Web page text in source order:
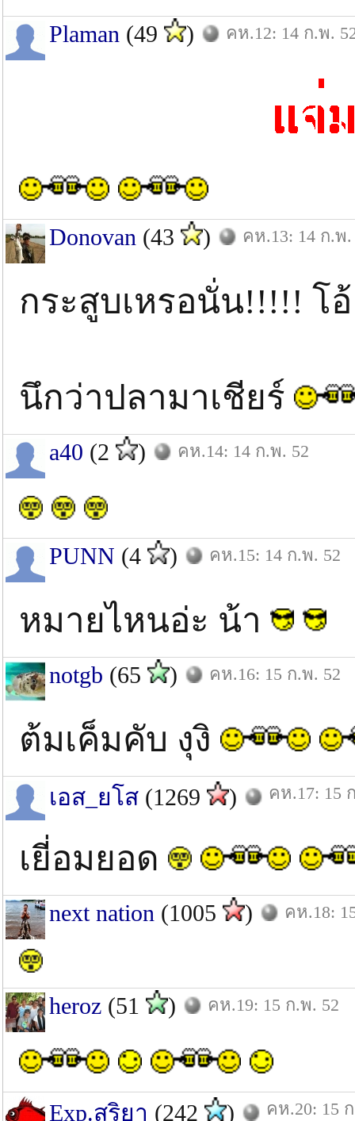
Plaman (49 ) คห.12: 14 ก.พ.
Donovan (43 ) คห.13: 14 ก.พ.
กระสูบเหรอนั่น!!!!! โ
นึกว่าปลามาเชียร์
a40 (2 ) คห.14: 14 ก.พ. 52
PUNN (4 ) คห.15: 14 ก.พ. 52
หมายไหนอ่ะ น้า
notgb (65 ) คห.16: 15 ก.พ. 52
ต้มเค็มคับ งุงิ
เอส_ยโส (1269 ) คห.17: 15
เยี่อมยอด
next nation (1005 ) คห.18:
heroz (51 ) คห.19: 15 ก.พ. 52
Exp.สุริยา (242 ) คห.20: 15